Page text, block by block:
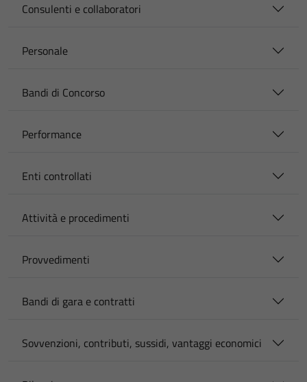
Consulenti e collaboratori
Personale
Bandi di Concorso
Performance
Enti controllati
Attività e procedimenti
Provvedimenti
Bandi di gara e contratti
Sovvenzioni, contributi, sussidi, vantaggi economici